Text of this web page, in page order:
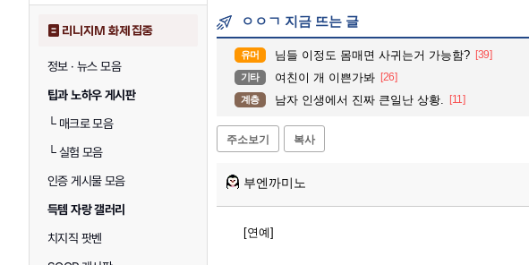
리니지M 화제 집중
정보 · 뉴스 모음
팁과 노하우 게시판
└매크로 모음
└실험 모음
인증 게시물 모음
득템 자랑 갤러리
치지직 팟벤
ㅇㅇㄱ 지금 뜨는 글
유머 님들 이정도 몸매면 사귀는거 가능함? [39]
기타 여친이 개 이쁜가봐 [26]
계층 남자 인생에서 진짜 큰일난 상황. [11]
주소보기 복사
부엔까미노
[연예]